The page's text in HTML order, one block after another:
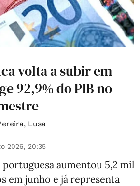
volta a subir em
92,9% do PIB no
, Lusa
2026, 20:35
aumentou 5,2 mil
em junho e já representa